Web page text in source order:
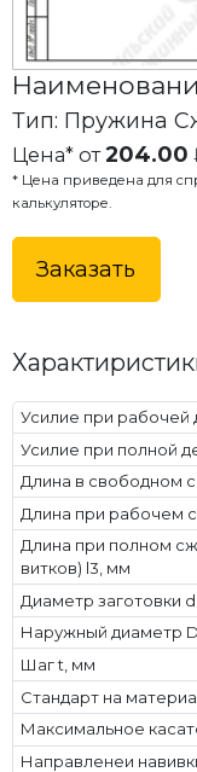
Тип: Пружина
Цена* от204.00
* Цена приведена для
калькуляторе.
Заказать
Усилие при рабочей
Усилие при полной
Длина в свободном
Длина при рабочем
Длина при полном
витков) l3, мм
Диаметр заготовки
Наружный диаметр
Шаг t, мм
Стандарт на
Максимальное
Направленеи